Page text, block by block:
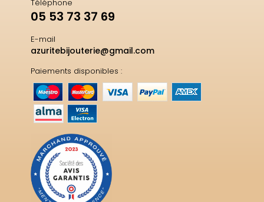
Téléphone
05 53 73 37 69
E-mail
azuritebijouterie@gmail.com
Paiements disponibles :